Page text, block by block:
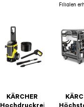
KÄRCHER
Hochdruckreiniger
Filialen